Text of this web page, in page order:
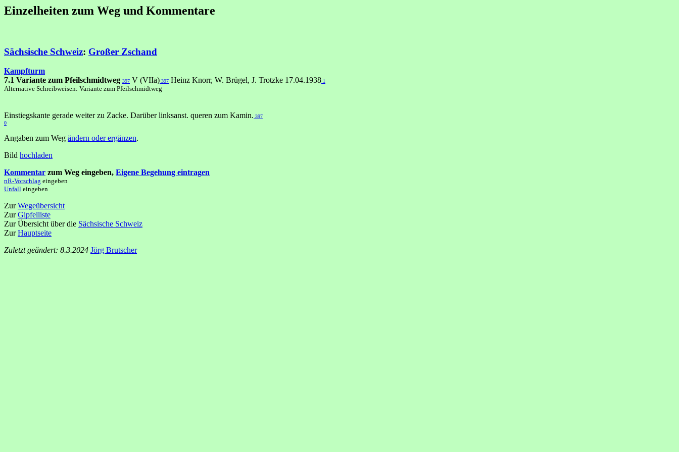
Einzelheiten zum Weg und Kommentare
Sächsische Schweiz: Großer Zschand
Kampfturm
7.1 Variante zum Pfeilschmidtweg 397 V (VIIa) 397 Heinz Knorr, W. Brügel, J. Trotzke 17.04.1938 1
Alternative Schreibweisen: Variante zum Pfeilschmidtweg
Einstiegskante gerade weiter zu Zacke. Darüber linksanst. queren zum Kamin. 397
0
Angaben zum Weg ändern oder ergänzen.
Bild hochladen
Kommentar zum Weg eingeben, Eigene Begehung eintragen
nR-Vorschlag eingeben
Unfall eingeben
ZurWegeübersicht
ZurGipfelliste
Zur Übersicht über die Sächsische Schweiz
ZurHauptseite
Zuletzt geändert: 8.3.2024 Jörg Brutscher